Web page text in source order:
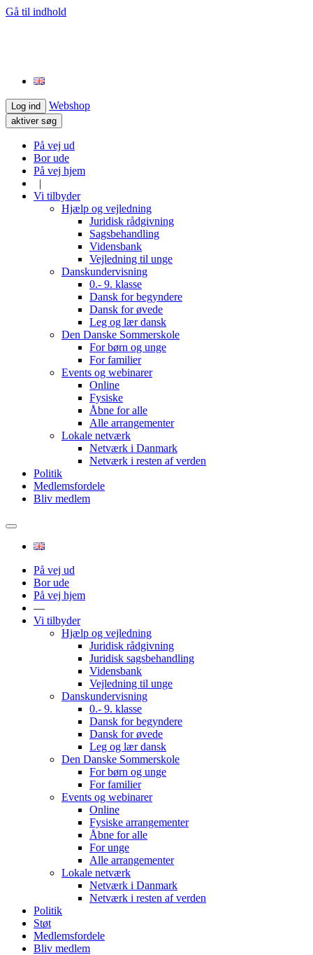
Gå til indhold
Log ind Webshop
aktiver søg
På vej ud
Bor ude
På vej hjem
|
Vi tilbyder
Hjælp og vejledning
Juridisk rådgivning
Sagsbehandling
Vidensbank
Vejledning til unge
Danskundervisning
0.- 9. klasse
Dansk for begyndere
Dansk for øvede
Leg og lær dansk
Den Danske Sommerskole
For børn og unge
For familier
Events og webinarer
Online
Fysiske
Åbne for alle
Alle arrangementer
Lokale netværk
Netværk i Danmark
Netværk i resten af verden
Politik
Medlemsfordele
Bliv medlem
På vej ud
Bor ude
På vej hjem
—
Vi tilbyder
Hjælp og vejledning
Juridisk rådgivning
Juridisk sagsbehandling
Vidensbank
Vejledning til unge
Danskundervisning
0.- 9. klasse
Dansk for begyndere
Dansk for øvede
Leg og lær dansk
Den Danske Sommerskole
For børn og unge
For familier
Events og webinarer
Online
Fysiske arrangementer
Åbne for alle
For unge
Alle arrangementer
Lokale netværk
Netværk i Danmark
Netværk i resten af verden
Politik
Støt
Medlemsfordele
Bliv medlem